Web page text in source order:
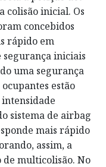
colisão inicial. Os
concebidos
rápido em
segurança iniciais
uma segurança
estão
sistema de airbag
mais rápido
assim, a
de multicolisão. No